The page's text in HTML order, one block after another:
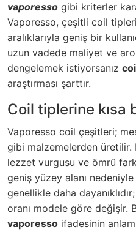
vaporesso gibi kriterler
Vaporesso, çeşitli coil
aralıklarıyla geniş bir
uzun vadede maliyet ve
dengelemek istiyorsanız
araştırması şarttır.
Coil tiplerine kısa
Vaporesso coil çeşitleri;
gibi malzemelerden üretilir.
lezzet vurgusu ve ömrü
geniş yüzey alanı
genellikle daha
oranı modele göre değişir.
vaporesso ifadesinin